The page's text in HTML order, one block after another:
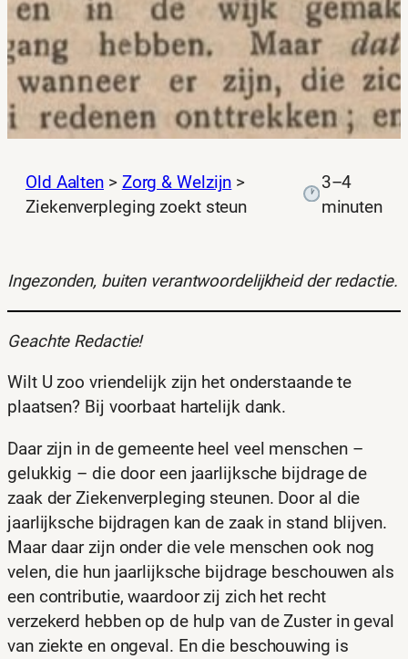
Old Aalten > Zorg & Welzijn >
Ziekenverpleging zoekt steun
3–4
minuten
Ingezonden, buiten verantwoordelijkheid der redactie.
Geachte Redactie!
Wilt U zoo vriendelijk zijn het onderstaande te
plaatsen? Bij voorbaat hartelijk dank.
Daar zijn in de gemeente heel veel menschen –
gelukkig – die door een jaarlijksche bijdrage de
zaak der Ziekenverpleging steunen. Door al die
jaarlijksche bijdragen kan de zaak in stand blijven.
Maar daar zijn onder die vele menschen ook nog
velen, die hun jaarlijksche bijdrage beschouwen als
een contributie, waardoor zij zich het recht
verzekerd hebben op de hulp van de Zuster in geval
van ziekte en ongeval. En die beschouwing is